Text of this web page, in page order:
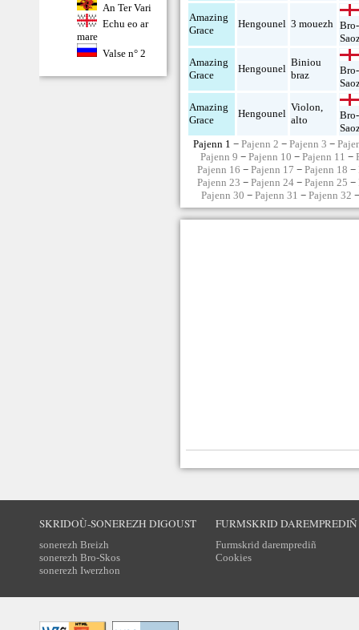
An Ter Vari
Echu eo ar
mare
Valse n° 2
Amazing
Grace
Hengounel 3 mouezh Bro-
Amazing
Grace
Hengounel
Biniou
braz
Bro-
Amazing
Grace
Hengounel
Violon,
alto
Bro-
Pajenn 1 − Pajenn 2 − Pajenn 3 −
Pajenn 9 − Pajenn 10 − Pajenn 11 −
Pajenn 16 −Pajenn 17 −Pajenn 18 −
Pajenn 23 −Pajenn 24 −Pajenn 25 −
Pajenn 30 −Pajenn 31 −Pajenn 32
SKRIDOÙ-SONEREZH DIGOUST
sonerezh Breizh
sonerezh Bro-Skos
sonerezh Iwerzhon
FURMSKRID DAREMPREDIÑ
Furmskrid daremprediñ
Cookies